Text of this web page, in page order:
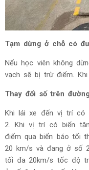
Tạm dừng ở chỗ có
Nếu học viên không
vạch sẽ bị trừ điểm.
Thay đổi số trên
Khi lái xe đến vị trí có
2. Khi vị trí có biển
điểm qua biển báo tối
20 km/s và đang ở số
tối đa 20km/s tốc độ